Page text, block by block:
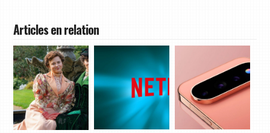
Articles en relation